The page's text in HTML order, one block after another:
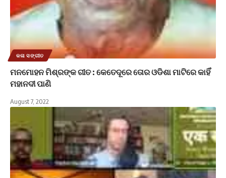
କଳା ସଙ୍ଗୀତ
ମନମୋହନ ମିଶ୍ରଙ୍କ ଗୀତ : କେତେଦୂରେ ତୋର ଓଡିଶା ମାଟିରେ କାହିଁ
ମହାନଦୀ ପାଣି
August 7, 2022